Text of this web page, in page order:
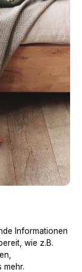
Informationen
wie z.B.
mehr.